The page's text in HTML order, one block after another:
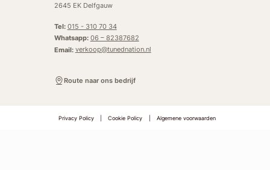
2645 EK Delfgauw
Tel: 015 - 310 70 34
Whatsapp: 06 – 82387682
Email: verkoop@tunednation.nl
Route naar ons bedrijf
Privacy Policy Cookie Policy Algemene voorwaarden